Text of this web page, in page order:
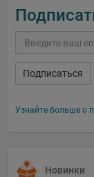
Подписаться
Узнайте больше о
Новинки